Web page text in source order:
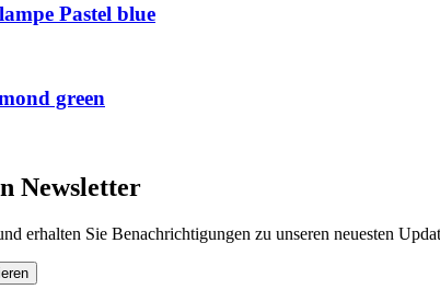
Pastel blue
green
Newsletter
erhalten Sie Benachrichtigungen zu unseren neuesten